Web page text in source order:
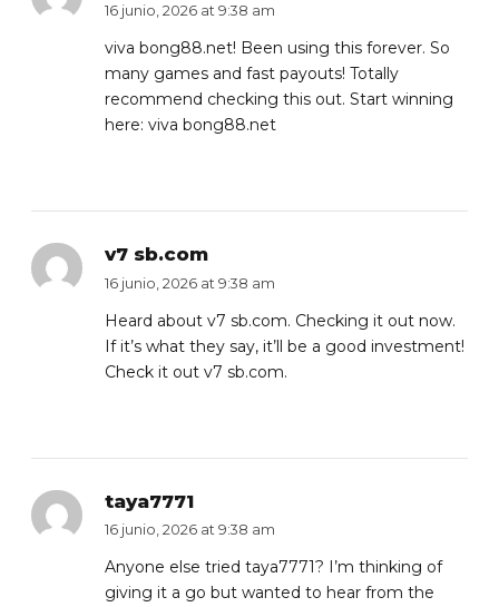
16 junio, 2026 at 9:38 am
viva bong88.net! Been using this forever. So
many games and fast payouts! Totally
recommend checking this out. Start winning
here: viva bong88.net
v7 sb.com
16 junio, 2026 at 9:38 am
Heard about v7 sb.com. Checking it out now.
If it’s what they say, it’ll be a good investment!
Check it out v7 sb.com.
taya7771
16 junio, 2026 at 9:38 am
Anyone else tried taya7771? I’m thinking of
giving it a go but wanted to hear from the